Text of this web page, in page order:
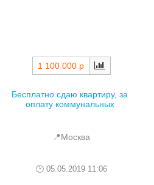
1 100 000 р
Бесплатно сдаю квартиру, за
оплату коммунальных
📍Москва
05.05.2019 11:06